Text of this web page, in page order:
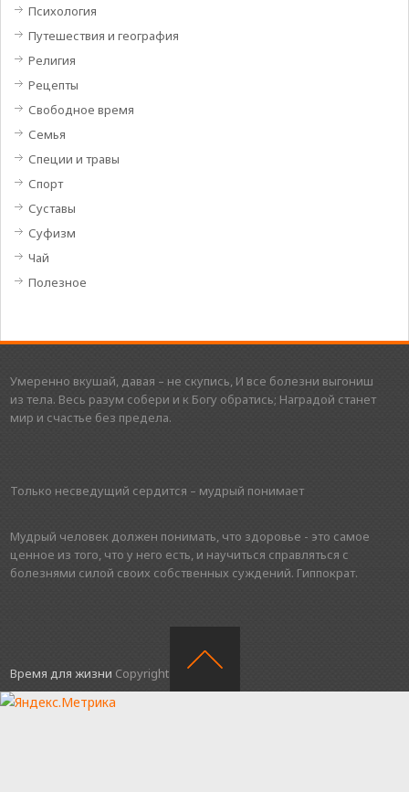
Психология
Путешествия и география
Религия
Рецепты
Свободное время
Семья
Специи и травы
Спорт
Суставы
Суфизм
Чай
Полезное
Умеренно вкушай, давая – не скупись, И все болезни выгониш
из тела. Весь разум собери и к Богу обратись; Наградой станет
мир и счастье без предела.
Только несведущий сердится – мудрый понимает
Мудрый человек должен понимать, что здоровье - это самое
ценное из того, что у него есть, и научиться справляться с
болезнями силой своих собственных суждений. Гиппократ.
Время для жизни Copyright © 2016.